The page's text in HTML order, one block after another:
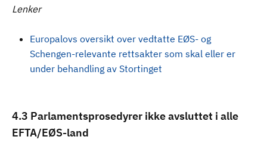
Lenker
Europalovs oversikt over vedtatte EØS- og
Schengen-relevante rettsakter som skal eller er
under behandling av Stortinget
4.3 Parlamentsprosedyrer ikke avsluttet i alle
EFTA/EØS-land